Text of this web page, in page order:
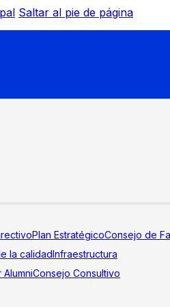
Saltar al pie de página
Plan EstratégicoConsejo de
la calidadInfraestructura
Consejo Consultivo